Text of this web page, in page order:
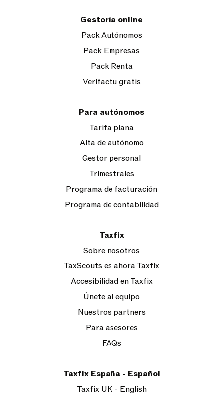
Gestoría online
Pack Autónomos
Pack Empresas
Pack Renta
Verifactu gratis
Para autónomos
Tarifa plana
Alta de autónomo
Gestor personal
Trimestrales
Programa de facturación
Programa de contabilidad
Taxfix
Sobre nosotros
TaxScouts es ahora Taxfix
Accesibilidad en Taxfix
Únete al equipo
Nuestros partners
Para asesores
FAQs
Taxfix España - Español
Taxfix UK - English